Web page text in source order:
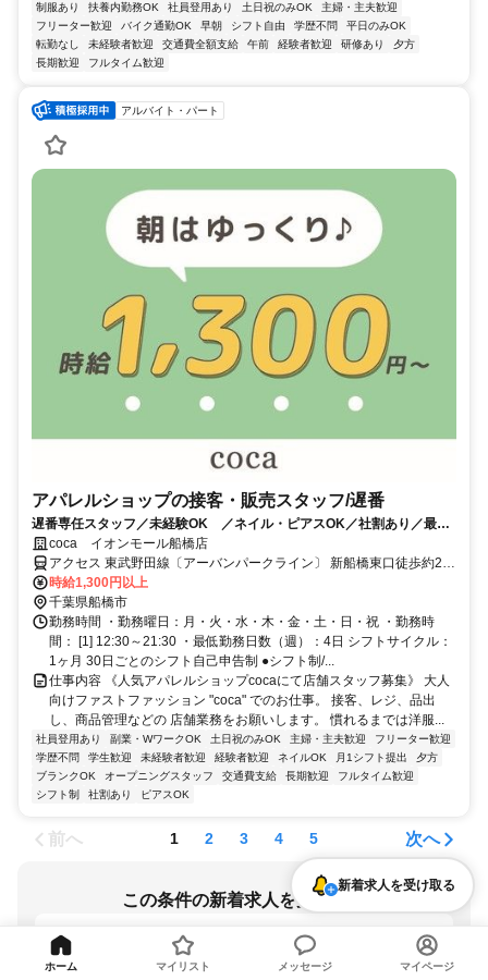
制服あり 扶養内勤務OK 社員登用あり 土日祝のみOK
主婦・主夫歓迎
フリーター歓迎
バイク通勤OK 早朝 シフト自由 学歴不問
平日のみOK
転勤なし
未経験者歓迎 交通費全額支給 午前 経験者歓迎 研修あり
夕方
長期歓迎
フルタイム歓迎
アルバイト・パート
アパレルショップの接客・販売スタッフ/遅番
遅番専任スタッフ／未経験OK ／ネイル・ピアスOK／社割あり／最新
の商品を着用して勤務可能
coca イオンモール船橋店
アクセス 東武野田線〔アーバンパークライン〕 新船橋東口徒歩約2
分、東葉高速線 東海神T4口徒歩約8分、京成本線 海神徒歩約12分 東
武アーバンパークライン「新船橋駅」徒歩3分
時給1,300円以上
千葉県船橋市
勤務時間 ・勤務曜日：月・火・水・木・金・土・日・祝 ・勤務時
間： [1] 12:30～21:30 ・最低勤務日数（週）：4日 シフトサイクル：
1ヶ月 30日ごとのシフト自己申告制 ●シフト制/...
仕事内容 《人気アパレルショップcocaにて店舗スタッフ募集》 大人
向けファストファッション "coca" でのお仕事。 接客、レジ、品出
し、商品管理などの 店舗業務をお願いします。 慣れるまでは洋服...
社員登用あり 副業・WワークOK 土日祝のみOK 主婦・主夫歓迎
フリーター歓迎
学歴不問
学生歓迎 未経験者歓迎 経験者歓迎 ネイルOK 月1シフト提出
夕方
ブランクOK
オープニングスタッフ 交通費支給 長期歓迎
フルタイム歓迎
シフト制
社割あり ピアスOK
前へ 1 2 3 4 5 次へ
この条件の新着求人を受け取る
千葉県 / 海神駅
土日祝のみOK
新着求人を受け取る
ホーム マイリスト メッセージ マイページ